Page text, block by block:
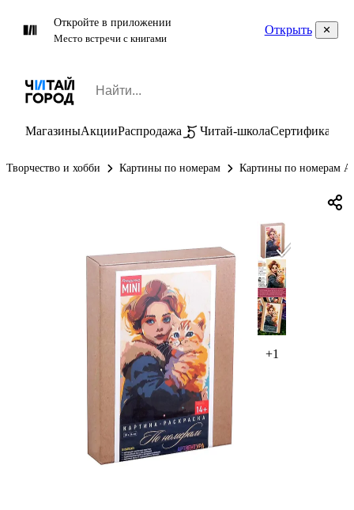
Откройте в приложении
Место встречи с книгами
Открыть
МагазиныАкцииРаспродажа Читай-школаСертификаты
Творчество и хобби Картины по номерам Картины по номерам
+1